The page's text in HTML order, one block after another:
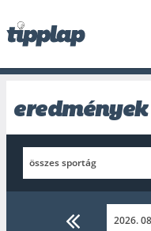
eredmények